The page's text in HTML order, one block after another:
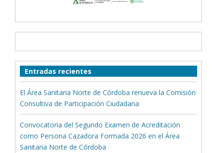
Entradas recientes
El Área Sanitaria Norte de Córdoba renueva la Comisión
Consultiva de Participación Ciudadana
Convocatoria del Segundo Examen de Acreditación
como Persona Cazadora Formada 2026 en el Área
Sanitaria Norte de Córdoba